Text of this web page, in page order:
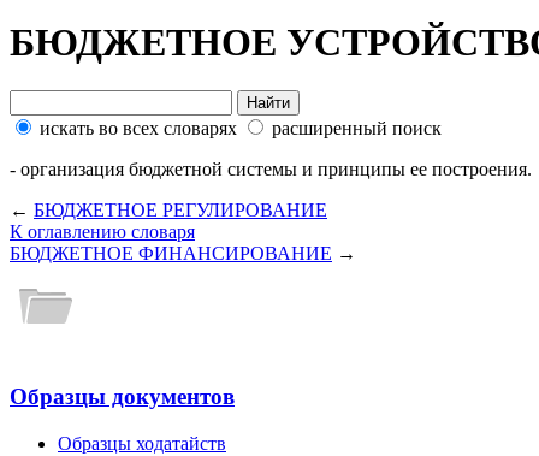
БЮДЖЕТНОЕ
искать во всех словарях
расширенный поиск
- организация бюджетной системы и принципы ее построения.
← БЮДЖЕТНОЕ РЕГУЛИРОВАНИЕ
К оглавлению словаря
БЮДЖЕТНОЕ ФИНАНСИРОВАНИЕ →
Образцы документов
Образцы ходатайств